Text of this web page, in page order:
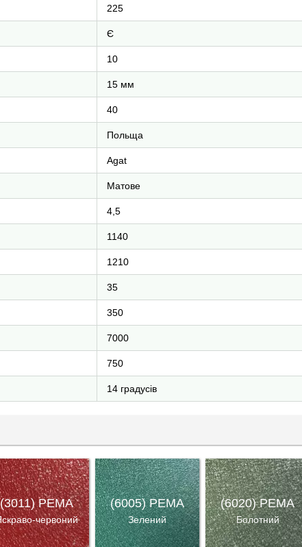
225
Є
10
15 мм
40
Польща
Agat
Матове
4,5
1140
1210
35
350
7000
750
14 градусів
(3011) PEMA
червоний
(6005) PEMA
Зелений
(6020) PEMA
Болотний